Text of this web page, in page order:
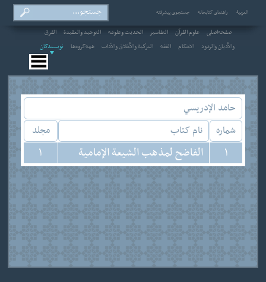
العربیة راهنمای کتابخانه جستجوی پیشرفته
صفحه‌اصلی علوم القرآن التفاسير الحديث وعلومه التوحيد والعقيدة
الفرق
والأديان والردود
الاحکام الفقه التزكية والأخلاق والآداب همه‌گروه‌ها نویسندگان
حامد الإدريسي
شماره
نام کتاب مجلد
1 الفاضح لمذهب الشيعة الإمامية 1